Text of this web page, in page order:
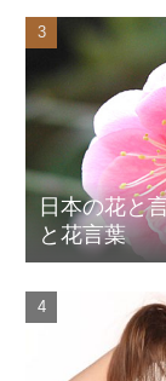
日本の花と
と花言葉